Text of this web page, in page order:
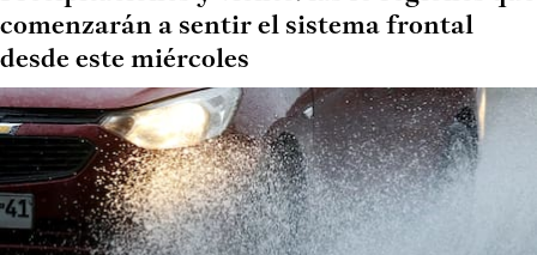
comenzarán a sentir el sistema frontal
desde este miércoles